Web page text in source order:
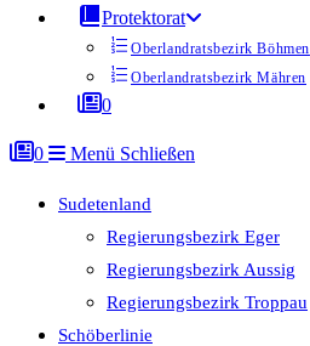
Protektorat
Oberlandratsbezirk Böhmen
Oberlandratsbezirk Mähren
0
0 Menü Schließen
Sudetenland
Regierungsbezirk Eger
Regierungsbezirk Aussig
Regierungsbezirk Troppau
Schöberlinie